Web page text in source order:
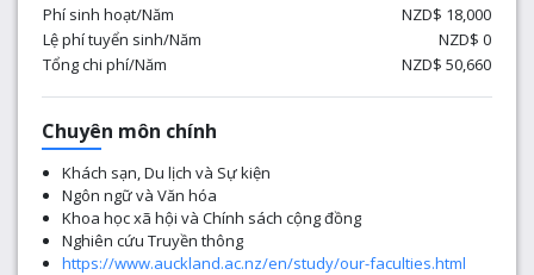
Phí sinh hoạt/Năm
NZD$ 18,000
Lệ phí tuyển sinh/Năm
NZD$ 0
Tổng chi phí/Năm
NZD$ 50,660
Chuyên môn chính
Khách sạn, Du lịch và Sự kiện
Ngôn ngữ và Văn hóa
Khoa học xã hội và Chính sách cộng đồng
Nghiên cứu Truyền thông
https://www.auckland.ac.nz/en/study/our-faculties.html